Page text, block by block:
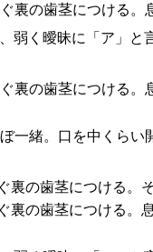
裏の歯茎につける
弱く曖昧に「ア」と
裏の歯茎につける
一緒。口を中くらい
裏の歯茎につける。
裏の歯茎につける